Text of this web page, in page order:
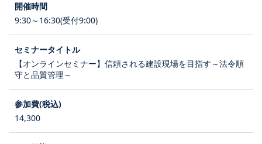
9:30～16:30(受付9:00)
【オンラインセミナー】信頼される建設現場を目指す～法令順
守と品質管理～
14,300